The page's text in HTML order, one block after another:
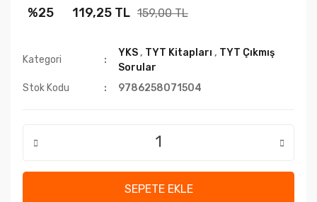
%25 119,25 TL 159,00 TL
Kategori
YKS, TYT Kitapları , TYT Çıkmış
Sorular
Stok Kodu
9786258071504
SEPETE EKLE